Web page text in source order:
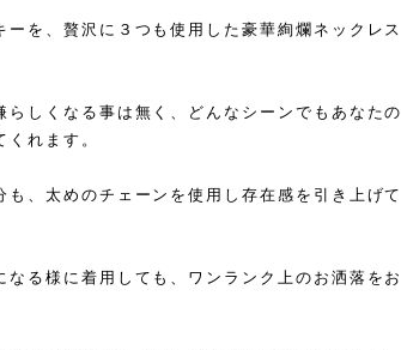
ーを、贅沢に３つも使用した豪華絢爛ネックレス
しくなる事は無く、どんなシーンでもあなたの
れます。
も、太めのチェーンを使用し存在感を引き上げて
なる様に着用しても、ワンランク上のお洒落をお